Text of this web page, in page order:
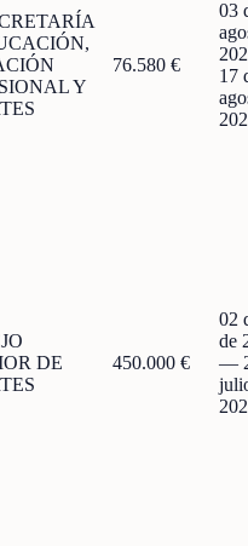
Y
76.580 €
03
17
DE
450.000 €
02
de
—